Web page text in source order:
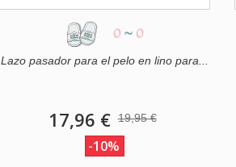
0 ~ 0
Lazo pasador para el pelo en lino para...
17,96 € 19,95 €
-10%